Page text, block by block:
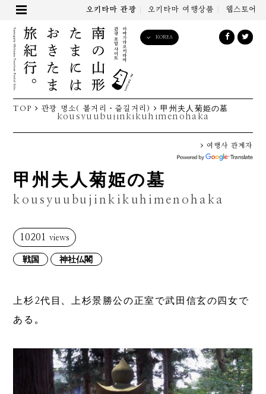
오키타마 관광 오키타마 여행상품 웹스토어
KOREA
繁體中文
TOP 관광 명소( 볼거리・즐길거리) 甲州夫人菊姫の墓
kousyuubujinkikuhimenohaka
여행사 관계자
甲州夫人菊姫の墓
kousyuubujinkikuhimenohaka
10201 views
戦国 神社仏閣
上杉2代目、上杉景勝公の正室で武田信玄の四女で
ある。